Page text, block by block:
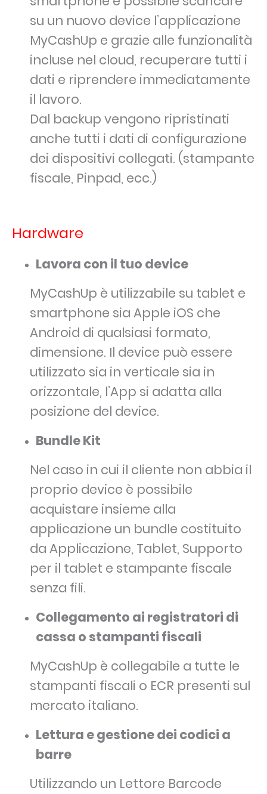
su un nuovo device l’applicazione
MyCashUp e grazie alle funzionalità
incluse nel cloud, recuperare tutti i
dati e riprendere immediatamente
il lavoro.
Dal backup vengono ripristinati
anche tutti i dati di configurazione
dei dispositivi collegati. (stampante
fiscale, Pinpad, ecc.)
Hardware
Lavora con il tuo device
MyCashUp è utilizzabile su tablet e
smartphone sia Apple iOS che
Android di qualsiasi formato,
dimensione. Il device può essere
utilizzato sia in verticale sia in
orizzontale, l’App si adatta alla
posizione del device.
Bundle Kit
Nel caso in cui il cliente non abbia il
proprio device è possibile
acquistare insieme alla
applicazione un bundle costituito
da Applicazione, Tablet, Supporto
per il tablet e stampante fiscale
senza fili.
Collegamento ai registratori di
cassa o stampanti fiscali
MyCashUp è collegabile a tutte le
stampanti fiscali o ECR presenti sul
mercato italiano.
Lettura e gestione dei codici a
barre
Utilizzando un Lettore Barcode